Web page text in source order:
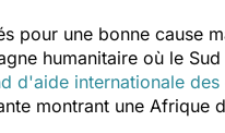
pour une bonne cause
humanitaire où le
d'aide internationale
montrant une Afrique